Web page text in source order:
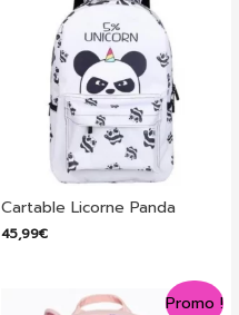
Cartable Licorne Panda
45,99€
Promo !